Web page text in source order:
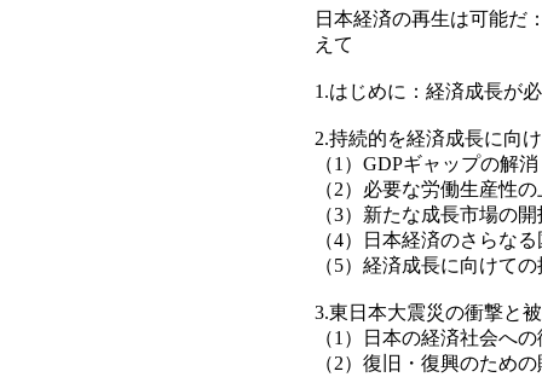
日本経済の再生は可能だ
えて
1.はじめに：経済成長が
2.持続的を経済成長に向
（1）GDPギャップの解消
（2）必要な労働生産性
（3）新たな成長市場の開
（4）日本経済のさらな
（5）経済成長に向けて
3.東日本大震災の衝撃と
（1）日本の経済社会へ
（2）復旧・復興のため